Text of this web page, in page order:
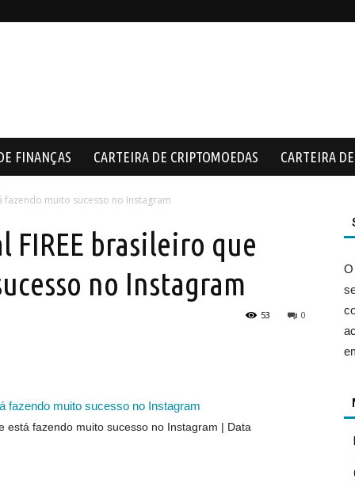
FINANÇAS CARTEIRA DE CRIPTOMOEDAS CARTEIRA
fazendo muito sucesso no Instagram
FIREE brasileiro que
no Instagram
0
53
fazendo muito sucesso no Instagram
está fazendo muito sucesso no Instagram
Data